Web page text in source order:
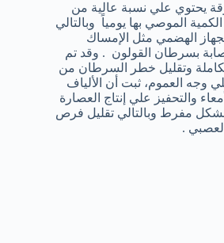
يحتوي علي نسبة عالية من
18,4 % من الكمية الموصي بها يومياً وبالتالي
الهضمي مثل الإمساك
بسرطان القولون . وقد تم
وتقليل خطر السرطان من
وجه العموم، ثبت أن الألياف
والتحفيز علي إنتاج العصارة
بشكل مفرط وبالتالي تقليل فرص
.